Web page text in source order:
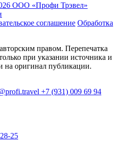
ООО «Профи Трэвeл»
соглашение Обработка
правом. Перепечатка
при указании источника и
на оригинал публикации.
+7 (931) 009 69 94
25